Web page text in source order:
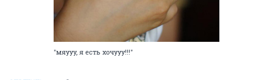
"мяууу, я есть хочууу!!!"